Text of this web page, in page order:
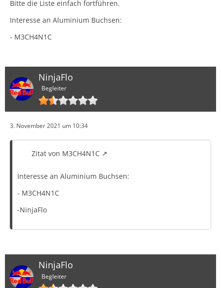
Bitte die Liste einfach fortführen.
Interesse an Aluminium Buchsen:
- M3CH4N1C
NinjaFlo
Begleiter
3. November 2021 um 10:34
Zitat von M3CH4N1C
Interesse an Aluminium Buchsen:
- M3CH4N1C
-NinjaFlo
NinjaFlo
Begleiter